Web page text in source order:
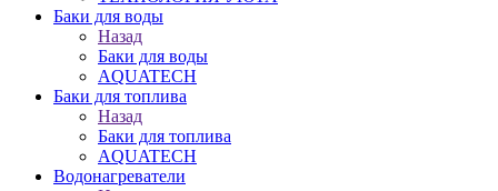
Баки для воды
Назад
Баки для воды
AQUATECH
Баки для топлива
Назад
Баки для топлива
AQUATECH
Водонагреватели